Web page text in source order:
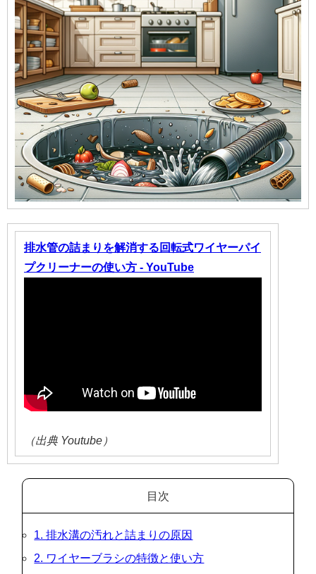
排水管の詰まりを解消する回転式ワイヤーパイ
プクリーナーの使い方 - YouTube
（出典 Youtube）
目次
1. 排水溝の汚れと詰まりの原因
2. ワイヤーブラシの特徴と使い方